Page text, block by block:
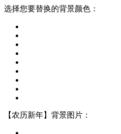
选择您要替换的背景颜色：
【农历新年】背景图片：